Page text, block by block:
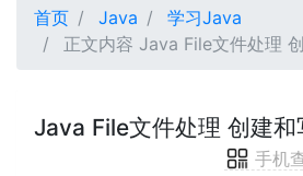
首页 Java
学习Java
正文内容 Java File文件处理
Java File文件处理 创建和
手机